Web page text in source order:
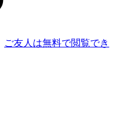
ご友人は無料で閲覧でき